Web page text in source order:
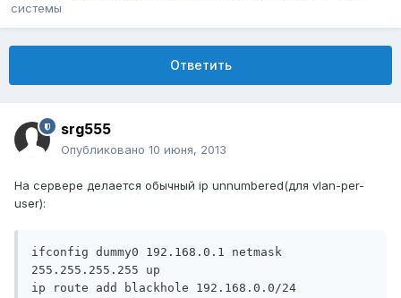
системы
Ответить
srg555
Опубликовано 10 июня, 2013
На сервере делается обычный ip unnumbered(для vlan-per-
user):
ifconfig dummy0 192.168.0.1 netmask
255.255.255.255 up
ip route add blackhole 192.168.0.0/24